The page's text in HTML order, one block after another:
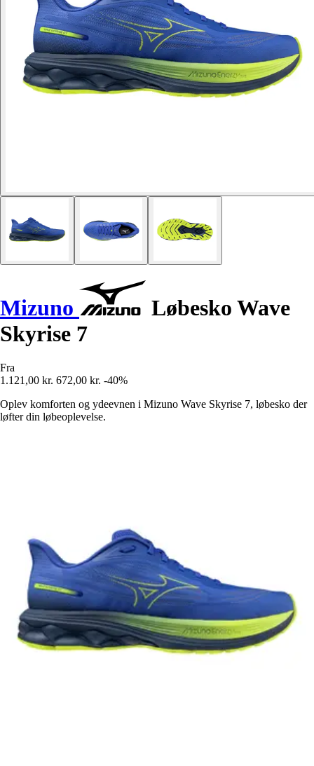
Mizuno
Løbesko Wave
Skyrise 7
Fra
1.121,00 kr. 672,00 kr. -40%
Oplev komforten og ydeevnen i Mizuno Wave Skyrise 7, løbesko der
løfter din løbeoplevelse.